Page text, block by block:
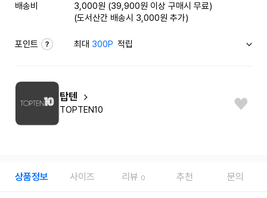
배송비
3,000원 (39,900원 이상 구매시 무료)
(도서산간 배송시 3,000원 추가)
포인트 최대 300P 적립
탑텐
TOPTEN10
상품정보 사이즈 리뷰 0 추천 문의